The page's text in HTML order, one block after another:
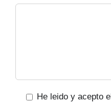
He leido y acepto el